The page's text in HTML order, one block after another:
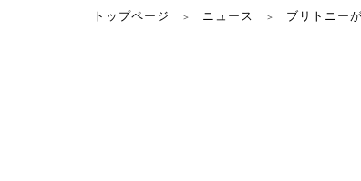
トップページ ＞ ニュース ＞ ブリトニー